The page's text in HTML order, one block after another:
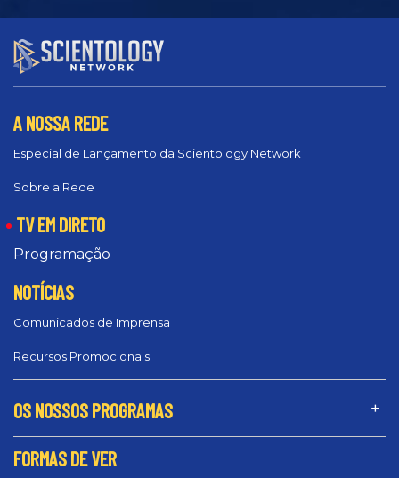
A NOSSA REDE
Especial de Lançamento da Scientology Network
Sobre a Rede
TV EM DIRETO
Programação
NOTÍCIAS
Comunicados de Imprensa
Recursos Promocionais
OS NOSSOS PROGRAMAS
FORMAS DE VER